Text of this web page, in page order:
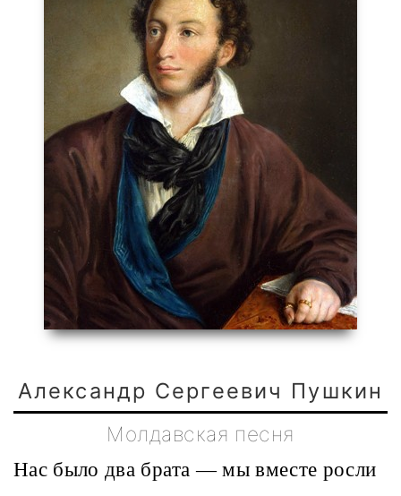
Александр Сергеевич Пушкин
Молдавская песня
Нас было два брата — мы вместе росли